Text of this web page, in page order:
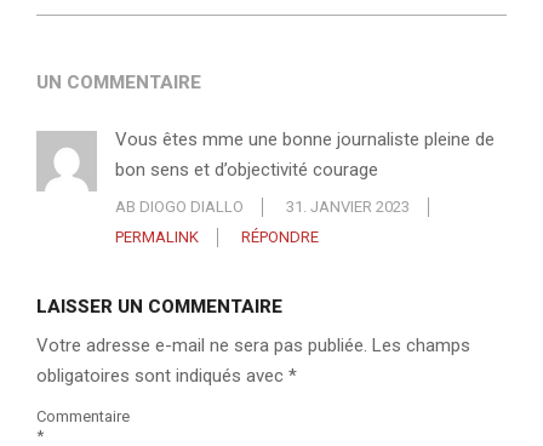
UN COMMENTAIRE
Vous êtes mme une bonne journaliste pleine de
bon sens et d’objectivité courage
AB DIOGO DIALLO
31. JANVIER 2023
PERMALINK
RÉPONDRE
LAISSER UN COMMENTAIRE
Votre adresse e-mail ne sera pas publiée. Les champs
obligatoires sont indiqués avec *
Commentaire
*